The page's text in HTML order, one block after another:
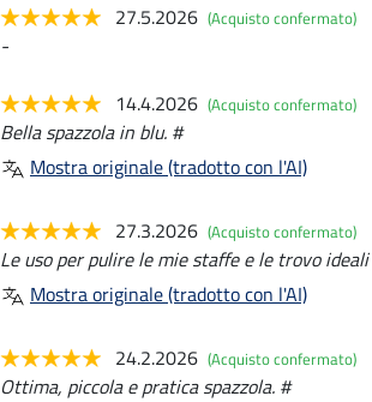
27.5.2026 (Acquisto confermato)
-
14.4.2026 (Acquisto confermato)
Bella spazzola in blu. #
Mostra originale (tradotto con l'AI)
27.3.2026 (Acquisto confermato)
Le uso per pulire le mie staffe e le trovo
Mostra originale (tradotto con l'AI)
24.2.2026 (Acquisto confermato)
Ottima, piccola e pratica spazzola. #